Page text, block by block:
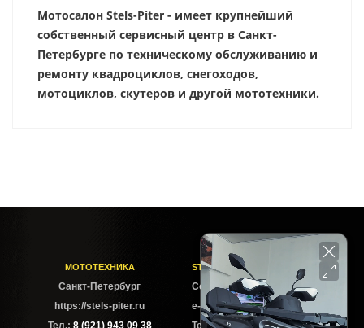
Мотосалон Stels-Piter - имеет крупнейший
собственный сервисный центр в Санкт-
Петербурге по техническому обслуживанию и
ремонту квадроциклов, снегоходов,
мотоциклов, скутеров и другой мототехники.
МОТОТЕХНИКА
Cанкт-Петербург
https://stels-piter.ru
STELS-PITER СОФИЙСКАЯ
Софийская ул. 6Б
e-mail: sales@stels-piter.ru